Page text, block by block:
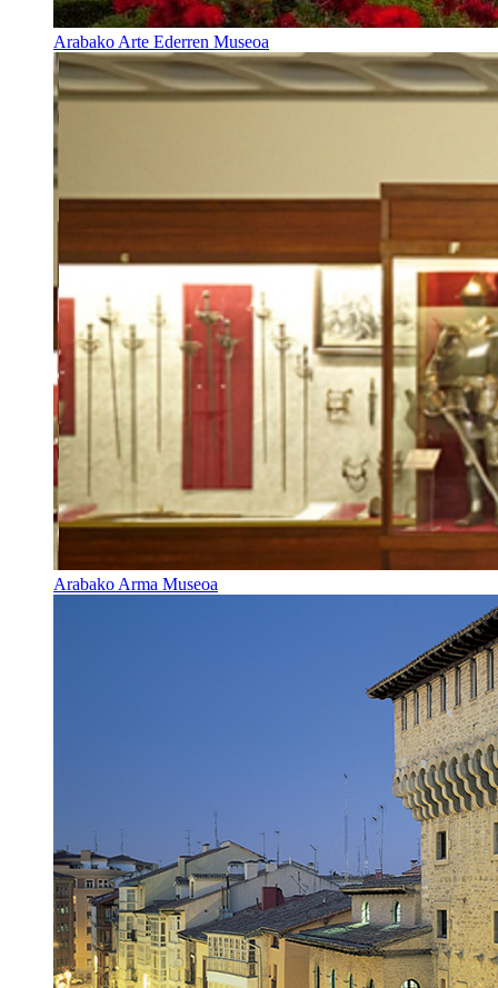
Arabako Arte Ederren Museoa
Arabako Arma Museoa